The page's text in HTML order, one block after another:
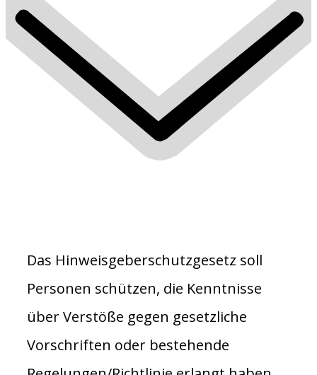
Das Hinweisgeberschutzgesetz soll
Personen schützen, die Kenntnisse
über Verstöße gegen gesetzliche
Vorschriften oder bestehende